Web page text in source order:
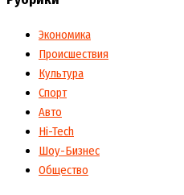
Экономика
Происшествия
Культура
Спорт
Авто
Hi-Tech
Шоу-Бизнес
Общество